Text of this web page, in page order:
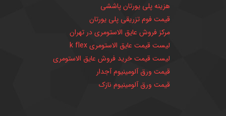
هزینه پلی یورتان پاششی
قیمت فوم تزریقی پلی یورتان
مرکز فروش عایق الاستومری در تهران
لیست قیمت عایق الاستومری k flex
لیست قیمت خرید فروش عایق الاستومری
قیمت ورق آلومینیوم آجدار
قیمت ورق آلومینیوم نازک